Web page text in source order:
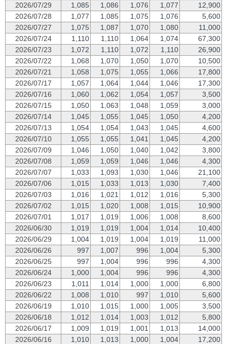
2026/07/29
1,085 1,086 1,076 1,077
12,900
2026/07/28
1,077 1,085 1,075 1,076
5,600
2026/07/27
1,075 1,087 1,070 1,080
11,000
2026/07/24
1,110 1,110 1,064 1,074
67,300
2026/07/23
1,072 1,110 1,072 1,110
26,900
2026/07/22
1,068 1,070 1,050 1,070
10,500
2026/07/21
1,058 1,075 1,055 1,066
17,800
2026/07/17
1,057 1,064 1,044 1,046
17,300
2026/07/16
1,060 1,062 1,054 1,057
3,500
2026/07/15
1,050 1,063 1,048 1,059
3,000
2026/07/14
1,045 1,055 1,045 1,050
4,200
2026/07/13
1,054 1,054 1,043 1,045
4,600
2026/07/10
1,055 1,055 1,041 1,045
4,200
2026/07/09
1,046 1,050 1,040 1,042
3,800
2026/07/08
1,059 1,059 1,046 1,046
4,300
2026/07/07
1,033 1,093 1,030 1,046
21,100
2026/07/06
1,015 1,033 1,013 1,030
7,400
2026/07/03
1,016 1,021 1,012 1,016
5,300
2026/07/02
1,015 1,020 1,008 1,015
10,900
2026/07/01
1,017 1,019 1,006 1,008
8,600
2026/06/30
1,019 1,019 1,004 1,014
10,400
2026/06/29
1,004 1,019 1,004 1,019
11,000
2026/06/26
997 1,007 996 1,004
5,300
2026/06/25
997 1,004 996 996
4,300
2026/06/24
1,000 1,004 996 996
4,300
2026/06/23
1,011 1,014 1,000 1,000
6,800
2026/06/22
1,008 1,010 997 1,010
5,600
2026/06/19
1,010 1,015 1,000 1,005
3,500
2026/06/18
1,012 1,014 1,003 1,012
5,800
2026/06/17
1,009 1,019 1,001 1,013
14,000
2026/06/16
1,010 1,013 1,000 1,004
17,200